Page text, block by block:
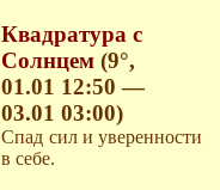
Квадратура с
Солнцем(9°,
01.01 12:50 —
03.01 03:00)
Спад сил и уверенности
в себе.